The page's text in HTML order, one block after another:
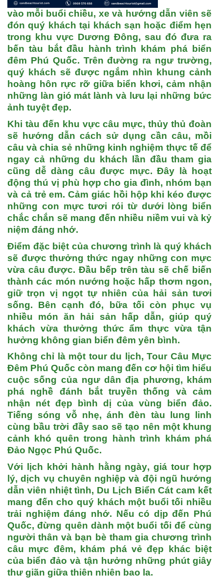
vào mỗi buổi chiều, xe và hướng dẫn viên sẽ
đón quý khách tại khách sạn hoặc điểm hẹn
trong khu vực Dương Đông, sau đó đưa ra
bến tàu bắt đầu hành trình khám phá biển
đêm Phú Quốc. Trên đường ra ngư trường,
quý khách sẽ được ngắm nhìn khung cảnh
hoàng hôn rực rỡ giữa biển khơi, cảm nhận
những làn gió mát lành và lưu lại những bức
ảnh tuyệt đẹp.
Khi tàu đến khu vực câu mực, thủy thủ đoàn
sẽ hướng dẫn cách sử dụng cần câu, mồi
câu và chia sẻ những kinh nghiệm thực tế để
ngay cả những du khách lần đầu tham gia
cũng dễ dàng câu được mực. Đây là hoạt
động thú vị phù hợp cho gia đình, nhóm bạn
và cả trẻ em. Cảm giác hồi hộp khi kéo được
những con mực tươi rói từ dưới lòng biển
chắc chắn sẽ mang đến nhiều niềm vui và kỷ
niệm đáng nhớ.
Điểm đặc biệt của chương trình là quý khách
sẽ được thưởng thức ngay những con mực
vừa câu được. Đầu bếp trên tàu sẽ chế biến
thành các món nướng hoặc hấp thơm ngon,
giữ trọn vị ngọt tự nhiên của hải sản tươi
sống. Bên cạnh đó, bữa tối còn phục vụ
nhiều món ăn hải sản hấp dẫn, giúp quý
khách vừa thưởng thức ẩm thực vừa tận
hưởng không gian biển đêm yên bình.
Không chỉ là một tour du lịch,Tour Câu Mực
Đêm Phú Quốc còn mang đến cơ hội tìm hiểu
cuộc sống của ngư dân địa phương, khám
phá nghề đánh bắt truyền thống và cảm
nhận nét đẹp bình dị của vùng biển đảo.
Tiếng sóng vỗ nhẹ, ánh đèn tàu lung linh
cùng bầu trời đầy sao sẽ tạo nên một khung
cảnh khó quên trong hành trình khám phá
Đảo Ngọc Phú Quốc.
Với lịch khởi hành hằng ngày, giá tour hợp
lý, dịch vụ chuyên nghiệp và đội ngũ hướng
dẫn viên nhiệt tình, Du Lịch Biển Cát cam kết
mang đến cho quý khách một buổi tối nhiều
trải nghiệm đáng nhớ. Nếu có dịp đến Phú
Quốc, đừng quên dành một buổi tối để cùng
người thân và bạn bè tham gia chương trình
câu mực đêm, khám phá vẻ đẹp khác biệt
của biển đảo và tận hưởng những phút giây
thư giãn giữa thiên nhiên bao la.